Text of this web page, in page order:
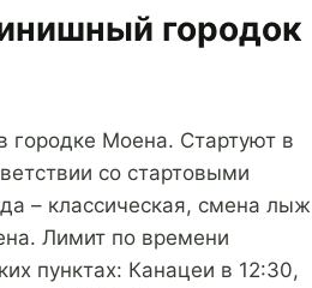
городок
городке Моена. Стартуют в
со стартовыми
– классическая, смена лыж
Лимит по времени
пунктах: Канацеи в 12:30,